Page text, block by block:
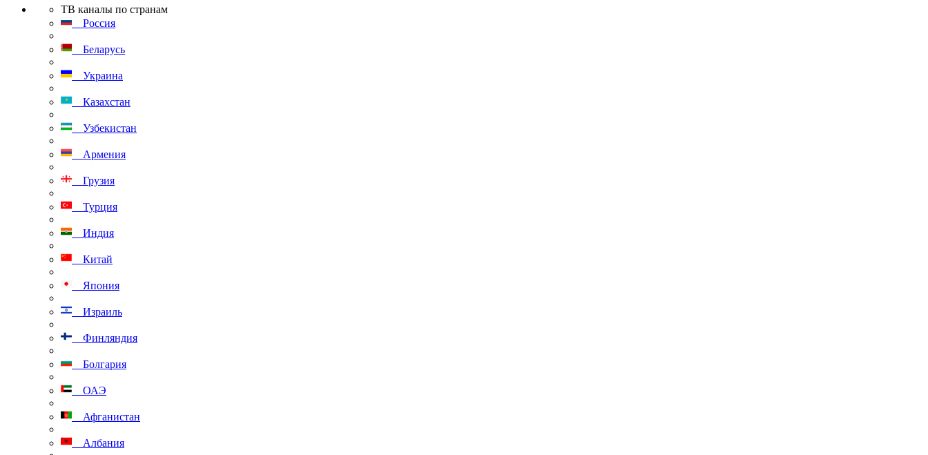
ТВ каналы по странам
Россия
Беларусь
Украина
Казахстан
Узбекистан
Армения
Грузия
Турция
Индия
Китай
Япония
Израиль
Финляндия
Болгария
ОАЭ
Афганистан
Албания